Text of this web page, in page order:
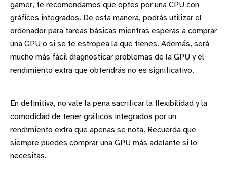
gamer, te recomendamos que optes por una CPU con
gráficos integrados. De esta manera, podrás utilizar el
ordenador para tareas básicas mientras esperas a comprar
una GPU o si se te estropea la que tienes. Además, será
mucho más fácil diagnosticar problemas de la GPU y el
rendimiento extra que obtendrás no es significativo.
En definitiva, no vale la pena sacrificar la flexibilidad y la
comodidad de tener gráficos integrados por un
rendimiento extra que apenas se nota. Recuerda que
siempre puedes comprar una GPU más adelante si lo
necesitas.